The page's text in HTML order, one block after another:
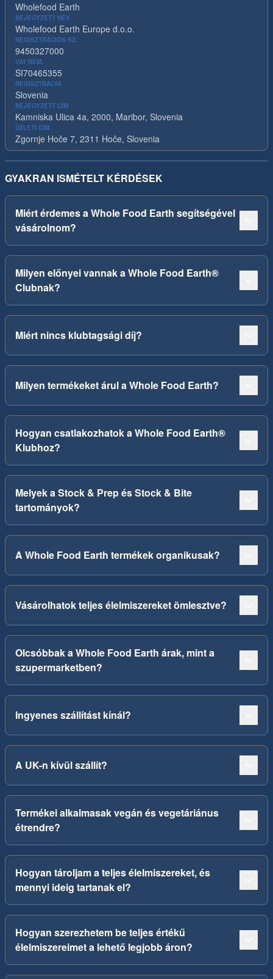
Wholefood Earth
BEJEGYZETT NÉV
Wholefood Earth Europe d.o.o.
REGISZTRÁCIÓS SZ.
9450327000
VAT NEM.
SI70465355
REGISZTRÁLVA
Slovenia
BEJEGYZETT CÍM
Kamniska Ulica 4a, 2000, Maribor, Slovenia
ÜZLETI CÍM
Zgornje Hoče 7, 2311 Hoče, Slovenia
GYAKRAN ISMÉTELT KÉRDÉSEK
Miért érdemes a Whole Food Earth segítségével
vásárolnom?
Milyen előnyei vannak a Whole Food Earth®
Clubnak?
Miért nincs klubtagsági díj?
Milyen termékeket árul a Whole Food Earth?
Hogyan csatlakozhatok a Whole Food Earth®
Klubhoz?
Melyek a Stock & Prep és Stock & Bite
tartományok?
A Whole Food Earth termékek organikusak?
Vásárolhatok teljes élelmiszereket ömlesztve?
Olcsóbbak a Whole Food Earth árak, mint a
szupermarketben?
Ingyenes szállítást kínál?
A UK-n kívül szállít?
Termékei alkalmasak vegán és vegetáriánus
étrendre?
Hogyan tároljam a teljes élelmiszereket, és
mennyi ideig tartanak el?
Hogyan szerezhetem be teljes értékű
élelmiszereimet a lehető legjobb áron?